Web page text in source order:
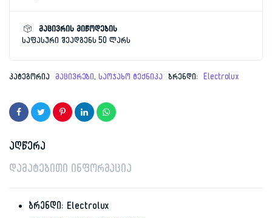
მაცივრის მიწოდების
საფასური შეადგენს 50 ლარს
კატეგორია მაცივრები,საოჯახო ტექნიკა ბრენდი: Electrolux
აღწერა
დამატებითი ინფორმაცია
ბრენდი: Electrolux